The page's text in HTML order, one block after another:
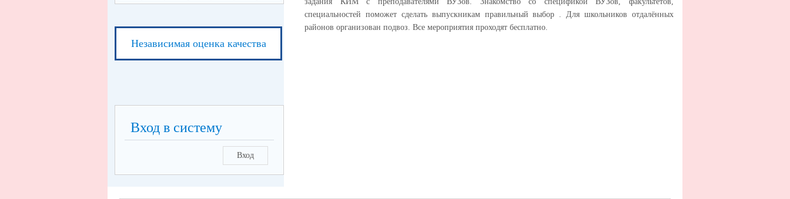
специальностей поможет сделать выпускникам правильный выбор . Для школьников отдалённых
районов организован подвоз. Все мероприятия проходят бесплатно.
Независимая оценка качества
Вход в систему
Вход